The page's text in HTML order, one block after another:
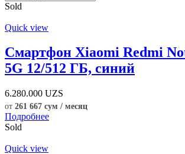
Sold
Quick view
Смартфон Xiaomi Redmi
5G 12/512 ГБ, синий
6.280.000 UZS
от 261 667 сум / месяц
Подробнее
Sold
Quick view